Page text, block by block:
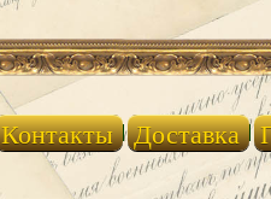
Контакты Доставка